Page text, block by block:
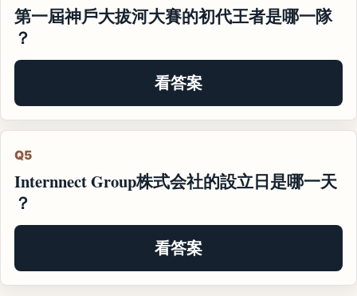
第一屆神戶大拔河大賽的初代王者是哪一隊
？
看答案
Q5
Internnect Group株式会社的設立日是哪一天
？
看答案